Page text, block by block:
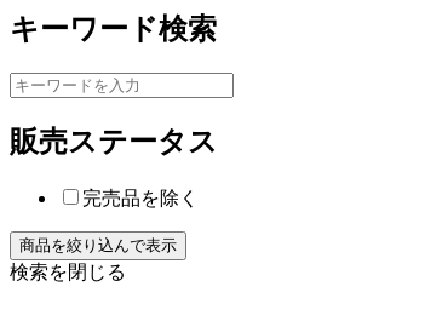
キーワード検索
販売ステータス
完売品を除く
検索を閉じる